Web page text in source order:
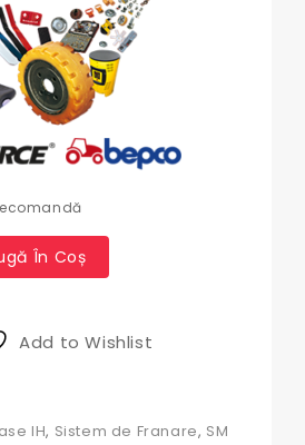
În Coș
Add to Wishlist
IH, Sistem de Franare, SM